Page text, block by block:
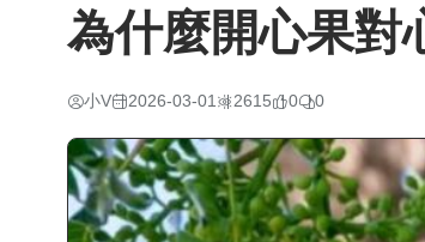
為什麼開心果對
小V 2026-03-01 2615 0 0